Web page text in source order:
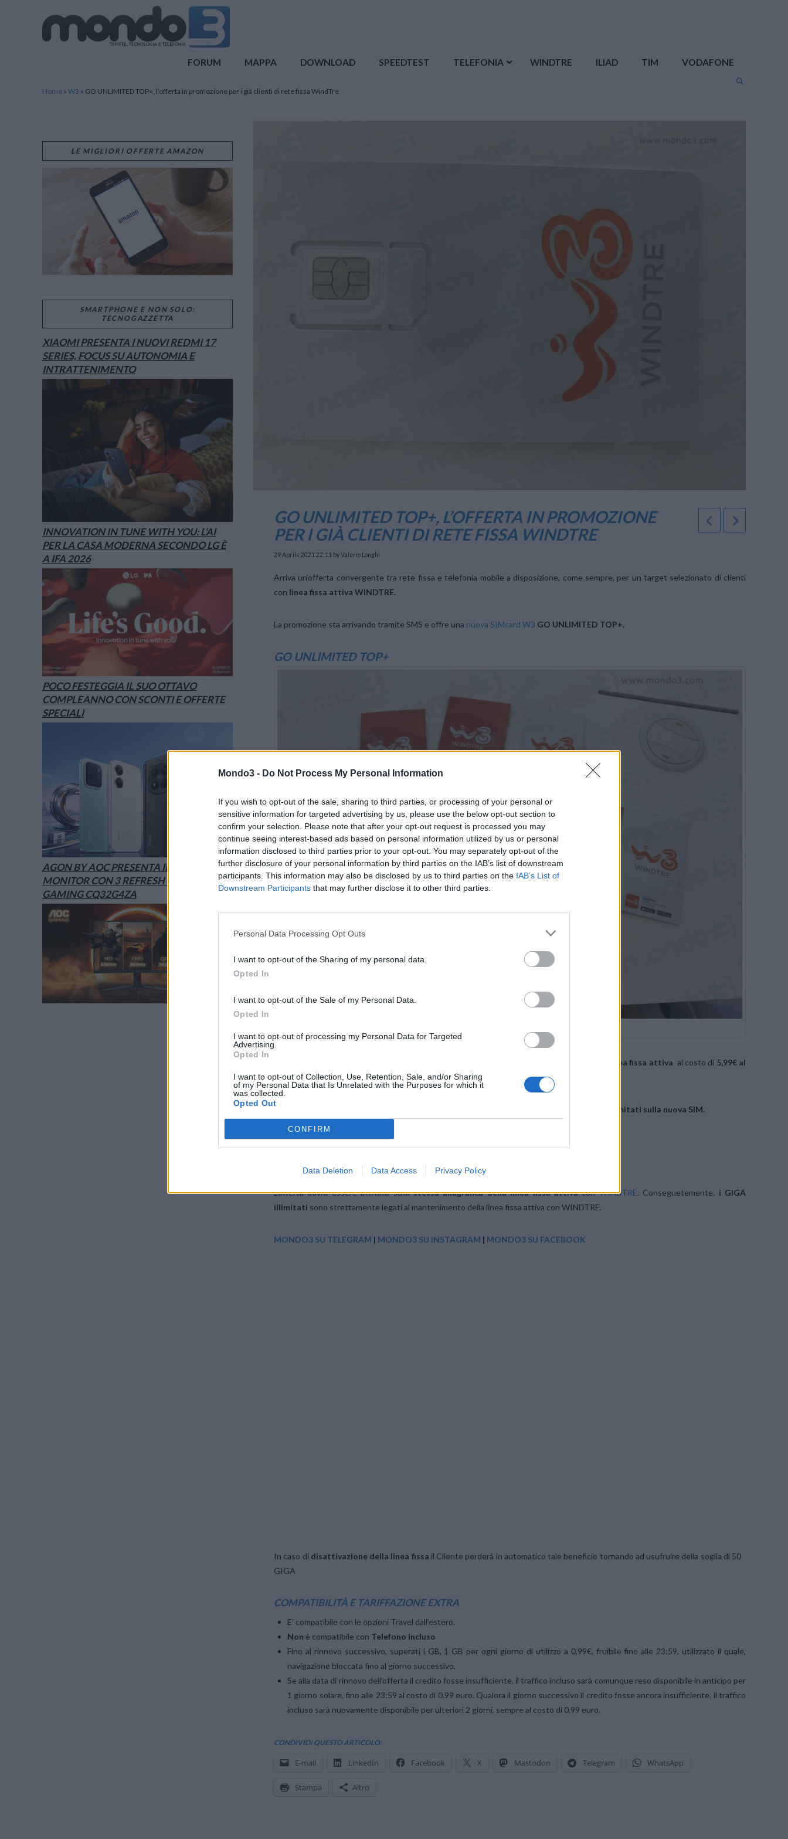
Mondo3 - Do Not Process My Personal Information
If you wish to opt-out of the sale, sharing to third parties, or processing of your personal or
sensitive information for targeted advertising by us, please use the below opt-out section to
confirm your selection. Please note that after your opt-out request is processed you may
continue seeing interest-based ads based on personal information utilized by us or personal
information disclosed to third parties prior to your opt-out. You may separately opt-out of the
further disclosure of your personal information by third parties on the IAB’s list of downstream
participants. This information may also be disclosed by us to third parties on the IAB’s List of
Downstream Participants that may further disclose it to other third parties.
Personal Data Processing Opt Outs
I want to opt-out of the Sharing of my personal data.
Opted In
I want to opt-out of the Sale of my Personal Data.
Opted In
I want to opt-out of processing my Personal Data for Targeted
Advertising.
Opted In
I want to opt-out of Collection, Use, Retention, Sale, and/or Sharing
of my Personal Data that Is Unrelated with the Purposes for which it
was collected.
Opted Out
CONFIRM
Data Deletion Data Access Privacy Policy
FORUM MAPPA DOWNLOAD SPEEDTEST TELEFONIA WINDTRE ILIAD TIM VODAFONE
Home » W3 » GO UNLIMITED TOP+, l’offerta in promozione per i già clienti di rete fissa WindTre
GO UNLIMITED TOP+, L’OFFERTA IN PROMOZIONE
PER I GIÀ CLIENTI DI RETE FISSA WINDTRE
29 Aprile 2021 22:11 by Valerio Longhi
Arriva un’offerta convergente tra rete fissa e telefonia mobile a disposizione, come sempre, per un target selezionato di clienti
con linea fissa attiva WINDTRE.
La promozione sta arrivando tramite SMS e offre una nuova SIMcard W3 GO UNLIMITED TOP+.
GO UNLIMITED TOP+
GIGA ILLIMITATI con linea fissa attiva al costo di 5,99€ al
mese , canone addebitato sucredito residuo.
Il cliente dovrà attivare successicamente la condivisione (da app o area clienti) dei GIGA illimitati sulla nuova SIM.
COSTI E CONDIZIONI
L’offerta dovrà essere attivata sullastessa anagrafica della linea fissa attivaconWINDTRE. Conseguetemente, i GIGA
illimitati sono strettamente legati al mantenimento della linea fissa attiva con WINDTRE.
MONDO3 SU TELEGRAM | MONDO3 SU INSTAGRAM | MONDO3 SU FACEBOOK
In caso di disattivazione della linea fissa il Cliente perderà in automatico tale beneficio tornando ad usufruire della soglia di 50
GIGA
COMPATIBILITÀ E TARIFFAZIONE EXTRA
E’ compatibile con le opzioni Travel dall’estero.
Non è compatibile con Telefono Incluso
Fino al rinnovo successivo, superati i GB, 1 GB per ogni giorno di utilizzo a 0,99€, fruibile fino alle 23:59, utilizzato il quale,
navigazione bloccata fino al giorno successivo.
Se alla data di rinnovo dell’offerta il credito fosse insufficiente, il traffico incluso sarà comunque reso disponibile in anticipo per
1 giorno solare, fino alle 23:59 al costo di 0,99 euro. Qualora il giorno successivo il credito fosse ancora insufficiente, il traffico
incluso sarà nuovamente disponibile per ulteriori 2 giorni, sempre al costo di 0,99 euro.
CONDIVIDI QUESTO ARTICOLO:
E-mail LinkedIn Facebook X Mastodon Telegram WhatsApp
Stampa Altro
LE MIGLIORI OFFERTE AMAZON
SMARTPHONE E NON SOLO:
TECNOGAZZETTA
XIAOMI PRESENTA I NUOVI REDMI 17
SERIES, FOCUS SU AUTONOMIA E
INTRATTENIMENTO
INNOVATION IN TUNE WITH YOU: L’AI
PER LA CASA MODERNA SECONDO LG È
A IFA 2026
POCO FESTEGGIA IL SUO OTTAVO
COMPLEANNO CON SCONTI E OFFERTE
SPECIALI
AGON BY AOC PRESENTA IL NUOVO
MONITOR CON 3 REFRESH RATE: ECCO IL
GAMING CQ32G4ZA